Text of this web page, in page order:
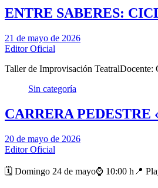
ENTRE SABERES:
21 de mayo de 2026
Editor Oficial
Taller de Improvisación
Sin categoría
CARRERA PEDESTRE
20 de mayo de 2026
Editor Oficial
🗓️ Domingo 24 de mayo⌚ 10:00 h📍